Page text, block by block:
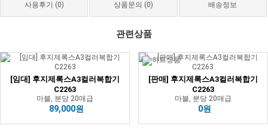
사용후기 (0) 상품문의 (0) 배송정보
관련상품
[임대] 후지제록스A3컬러복합기
C2263
마블, 분당 20매급
89,000원
[판매] 후지제록스A3컬러복합기
C2263
마블, 분당 20매급
0원